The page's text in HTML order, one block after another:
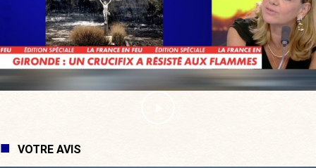
VOTRE AVIS